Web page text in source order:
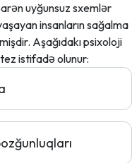
uyğunsuz sxemlər
insanların sağalma
Aşağıdakı psixoloji
istifadə olunur: